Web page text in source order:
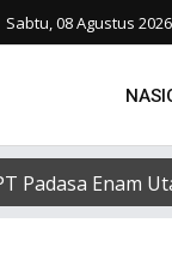
Sabtu, 08 Agustus 2026
Padasa Enam